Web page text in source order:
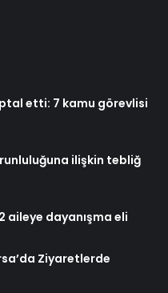
etti: 7 kamu görevlisi
ilişkin tebliğ
aileye dayanışma eli
Ziyaretlerde